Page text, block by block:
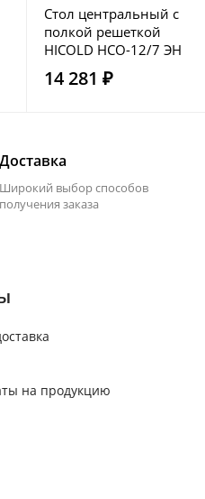
Стол центральный с
полкой решеткой
HICOLD НСО-12/7 ЭН
14 281 ₽
Доставка
Широкий выбор способов
получения заказа
на продукцию